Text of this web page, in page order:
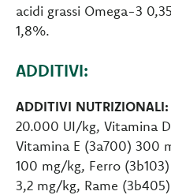
acidi grassi Omega-3
1,8%.
ADDITIVI:
ADDITIVI NUTRIZIONALI:
20.000 UI/kg, Vitamina
Vitamina E (3a700) 300
100 mg/kg, Ferro
3,2 mg/kg, Rame